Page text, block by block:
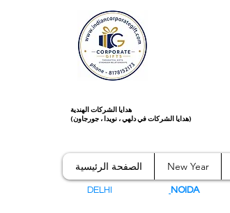
(هدايا الشركات في دلهي ، نويدا ، جورجاون)
الصفحة الرئيسية New Year
DELHI NOIDA